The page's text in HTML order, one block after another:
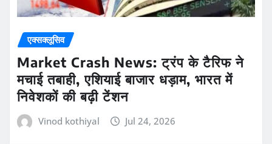
एक्सक्लूसिव
Market Crash News: ट्रंप के टैरिफ ने
मचाई तबाही, एशियाई बाजार धड़ाम, भारत में
निवेशकों की बढ़ी टेंशन
Vinod kothiyal Jul 24, 2026